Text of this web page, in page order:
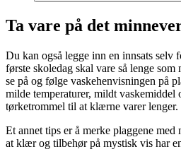
Ta vare på det
Du kan også legge inn en innsats selv
første skoledag skal vare så lenge
se på og følge vaskehenvisningen på
milde temperaturer, mildt
tørketrommel til at klærne varer lenger.
Et annet tips er å merke plaggene
at klær og tilbehør på mystisk vis har